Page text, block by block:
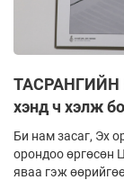
ТАСРАНГИЙН
хэнд ч хэлж
Би нам засаг, Эх
орондоо өргөсөн
яваа гэж